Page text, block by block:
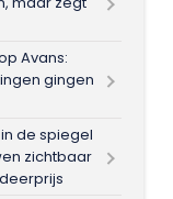
Avans:
gingen
de spiegel
zichtbaar